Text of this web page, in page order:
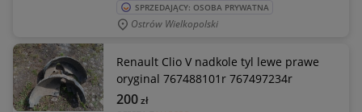
SPRZEDAJĄCY: OSOBA PRYWATNA
Ostrów Wielkopolski
Renault Clio V nadkole tyl lewe prawe
oryginal 767488101r 767497234r
200zł